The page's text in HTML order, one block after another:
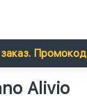
Промокод
Alivio